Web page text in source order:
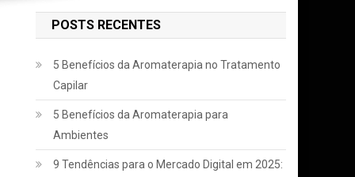
POSTS RECENTES
5 Benefícios da Aromaterapia no Tratamento
Capilar
5 Benefícios da Aromaterapia para
Ambientes
9 Tendências para o Mercado Digital em 2025: